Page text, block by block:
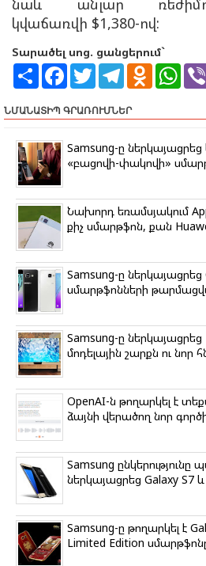
նաև անլար
կվաճառվի $1,380-ով:
Տարածել սոց. ցանցերում`
S
r
e
F
e
b
o
k
T
t
t
r
T
e
g
a
m
O
k
a
s
s
i
k
i
W
s
p
p
ՆՄԱՆԱՏԻՊ ԳՐԱՌՈՒՄՆԵՐ
Samsung-ը ներկայացրեց
«բացովի-փակովի»
Նախորդ եռամսյակում
քիչ սմարթֆոն, քան
Samsung-ը ներկայացրեց
սմարթֆոնների
Samsung-ը ներկայացրեց
մոդելային շարքն ու նոր
ՕpenAI-ն թողարկել է
ձայնի վերածող նոր
Samsung
ներկայացրեց Galaxy S7
Samsung-ը թողարկել է
Limited Edition